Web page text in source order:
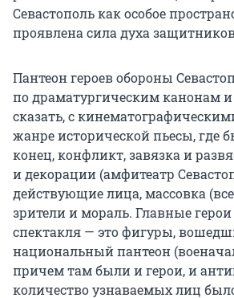
Севастополь как особое
проявлена сила духа
Пантеон героев обороны
по драматургическим канонам
сказать, с
жанре исторической пьесы, где
конец, конфликт, завязка и
и декорации (амфитеатр
действующие лица, массовка
зрители и мораль. Главные
спектакля — это фигуры,
национальный пантеон
причем там были и герои, и
количество узнаваемых лиц